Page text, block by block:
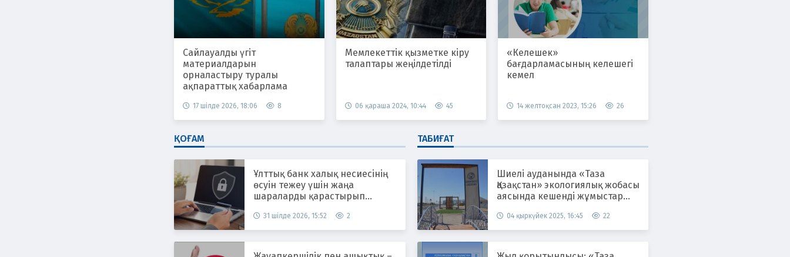
Сайлауалды үгіт
материалдарын
орналастыру туралы
ақпараттық хабарлама
17 шілде 2026, 18:06 8
Мемлекеттік қызметке кіру
талаптары жеңілдетілді
06 қараша 2024, 10:44 45
«Келешек»
бағдарламасының келешегі
кемел
14 желтоқсан 2023, 15:26 26
ҚОҒАМ
Ұлттық банк халық несиесінің
өсуін тежеу үшін жаңа
шараларды қарастырып
31 шілде 2026, 15:52 2
ТАБИҒАТ
Шиелі ауданында «Таза
Қазақстан» экологиялық жобасы
аясында кешенді жұмыстар
04 қыркүйек 2025, 16:45 22